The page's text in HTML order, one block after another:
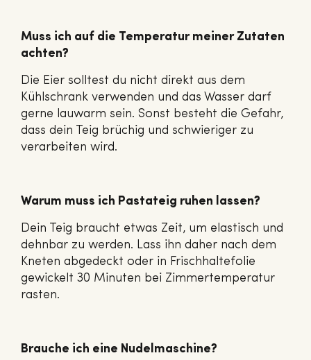
Muss ich auf die Temperatur meiner Zutaten
achten?
Die Eier solltest du nicht direkt aus dem
Kühlschrank verwenden und das Wasser darf
gerne lauwarm sein. Sonst besteht die Gefahr,
dass dein Teig brüchig und schwieriger zu
verarbeiten wird.
Warum muss ich Pastateig ruhen lassen?
Dein Teig braucht etwas Zeit, um elastisch und
dehnbar zu werden. Lass ihn daher nach dem
Kneten abgedeckt oder in Frischhaltefolie
gewickelt 30 Minuten bei Zimmertemperatur
rasten.
Brauche ich eine Nudelmaschine?